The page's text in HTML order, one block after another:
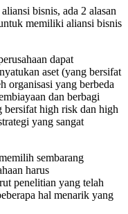
bisnis, ada 2 alasan
memiliki aliansi bisnis
dapat
aset (yang bersifat
yang berbeda
dan berbagi
bersifat high risk dan high
yang sangat
sembarang
harus
penelitian yang telah
hal menarik yang